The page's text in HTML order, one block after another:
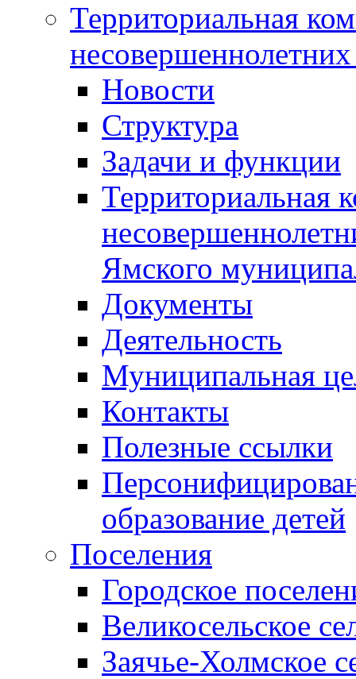
Территориальная
Новости
Структура
Задачи и функции
Территориальная
Ямского
Документы
Деятельность
Муниципальная
Контакты
Полезные ссылки
образование детей
Поселения
Городское
Великосельское
Заячье-Холмское